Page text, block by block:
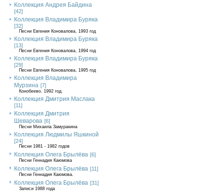
Коллекция Андрея Байдина
[42]
Коллекция Владимира Буряка
[32]
Песни Евгения Коновалова, 1993 год
Коллекция Владимира Буряка
[13]
Песни Евгения Коновалова, 1994 год
Коллекция Владимира Буряка
[29]
Песни Евгения Коновалова, 1995 год
Коллекция Владимира
Мурзина [7]
Конобеево. 1992 год.
Коллекция Дмитрия Маслака
[11]
Коллекция Дмитрия
Шеварова [6]
Песни Михаила Замуракина
Коллекция Людмилы Яшкиной
[24]
Песни 1981 - 1982 годов
Коллекция Олега Брылёва [6]
Песни Геннадия Каюмова
Коллекция Олега Брылёва [11]
Песни Геннадия Каюмова.
Коллекция Олега Брылёва [31]
Записи 1988 года